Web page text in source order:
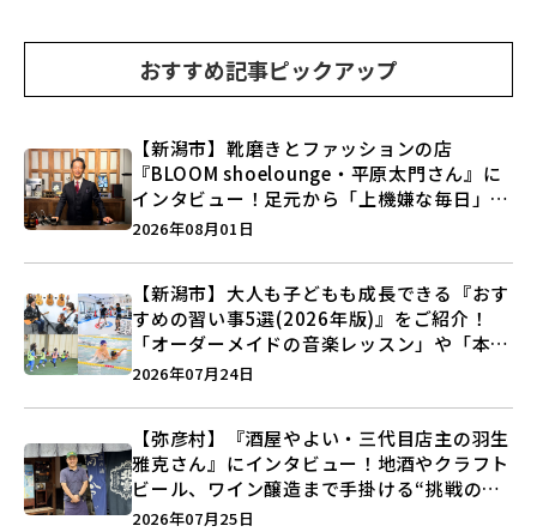
おすすめ記事ピックアップ
【新潟市】靴磨きとファッションの店
『BLOOM shoelounge・平原太門さん』に
インタビュー！足元から「上機嫌な毎日」を
つくる装いの提案とは？
2026年08月01日
【新潟市】大人も子どもも成長できる『おす
すめの習い事5選(2026年版)』をご紹介！
「オーダーメイドの音楽レッスン」や「本格
キックボクシング」で新しい自分を見つけよ
2026年07月24日
【弥彦村】『酒屋やよい・三代目店主の羽生
雅克さん』にインタビュー！地酒やクラフト
ビール、ワイン醸造まで手掛ける“挑戦の歴
史”に迫る♪
2026年07月25日